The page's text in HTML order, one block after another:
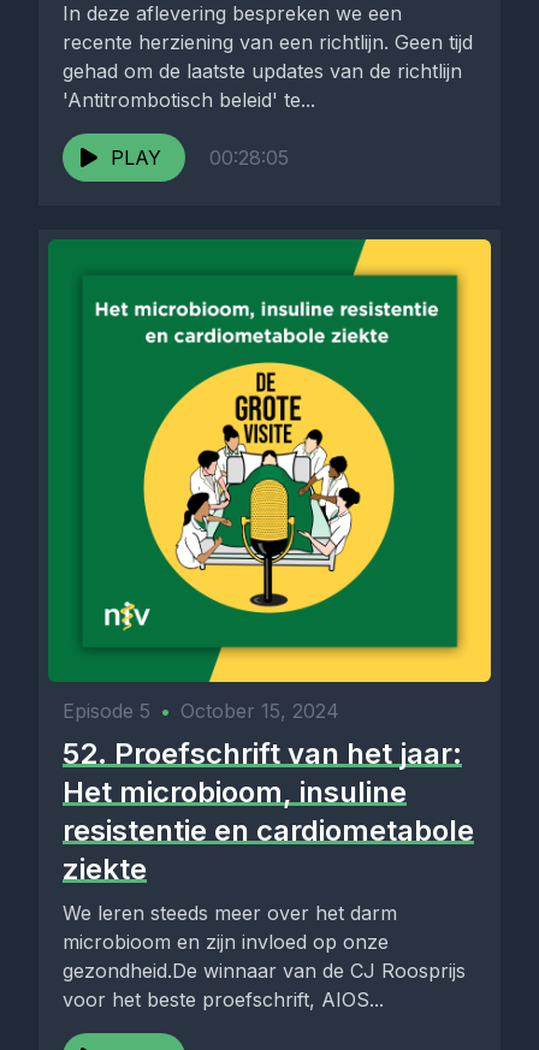
In deze aflevering bespreken we een
recente herziening van een richtlijn. Geen tijd
gehad om de laatste updates van de richtlijn
'Antitrombotisch beleid' te...
PLAY 00:28:05
Episode 5 • October 15, 2024
52. Proefschrift van het jaar:
Het microbioom, insuline
resistentie en cardiometabole
ziekte
We leren steeds meer over het darm
microbioom en zijn invloed op onze
gezondheid.De winnaar van de CJ Roosprijs
voor het beste proefschrift, AIOS...